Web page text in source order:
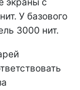
У базового
3000 нит.